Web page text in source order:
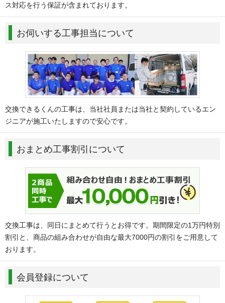
ス対応を行う保証が含まれております。
お伺いする工事担当について
交換できるくんの工事は、当社社員または当社と契約しているエン
ジニアが施工いたしますので安心です。
おまとめ工事割引について
交換工事は、同日にまとめて行うとお得です。期間限定の1万円特別
割引と、商品の組み合わせが自由な最大7000円の割引をご用意して
おります。
会員登録について